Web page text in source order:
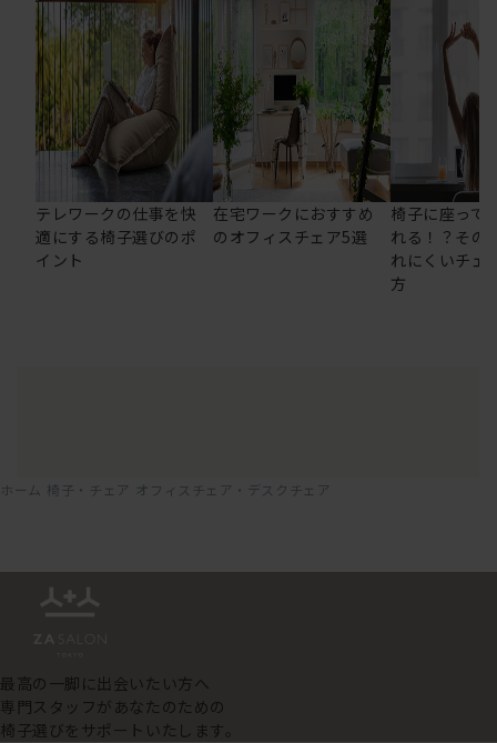
テレワークの仕事を快
適にする椅子選びのポ
イント
在宅ワークにおすすめ
のオフィスチェア5選
椅子に座って
れる！？その
れにくいチェ
方
ホーム 椅子・チェア オフィスチェア・デスクチェア
最高の一脚に出会いたい方へ
専門スタッフがあなたのための
椅子選びをサポートいたします。